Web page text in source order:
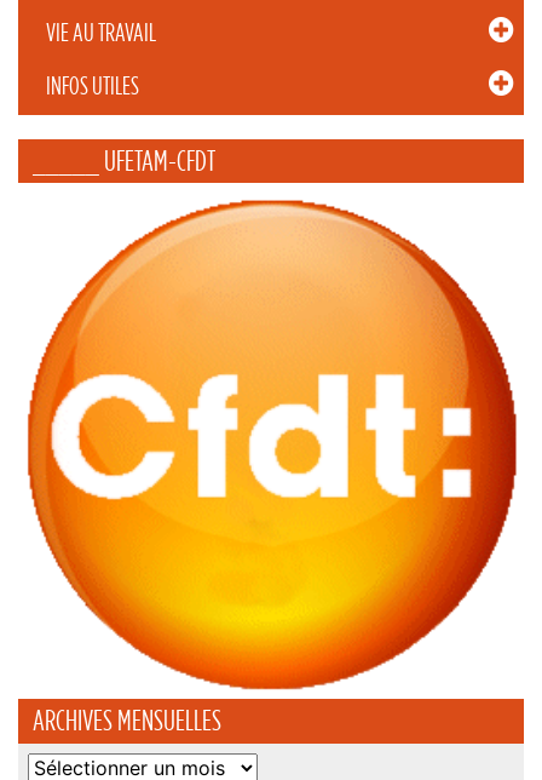
VIE AU TRAVAIL
INFOS UTILES
_____ UFETAM-CFDT
ARCHIVES MENSUELLES
Archives